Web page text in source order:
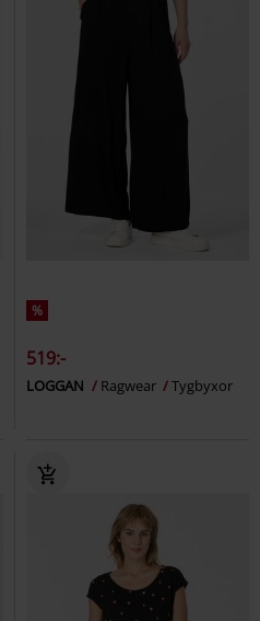
%
519:-
LOGGAN Ragwear Tygbyxor